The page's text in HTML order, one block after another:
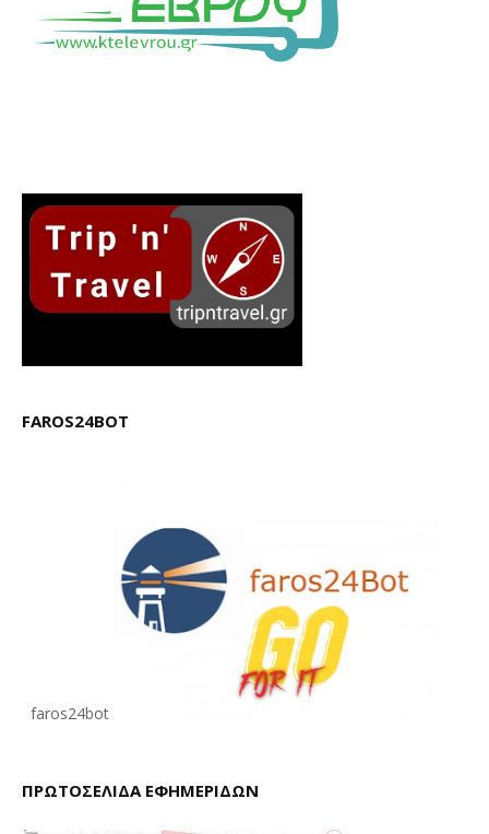
FAROS24BOT
faros24bot
ΠΡΩΤΟΣΕΛΙΔΑ ΕΦΗΜΕΡΙΔΩΝ